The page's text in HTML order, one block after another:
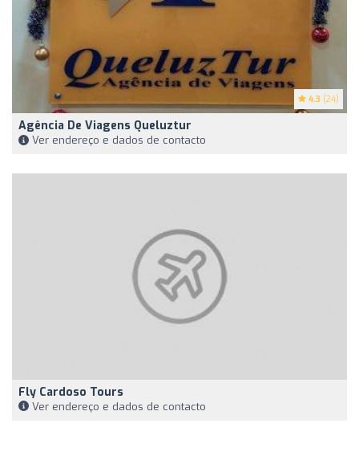
4.3 (24)
Agência De Viagens Queluztur
Ver endereço e dados de contacto
Fly Cardoso Tours
Ver endereço e dados de contacto